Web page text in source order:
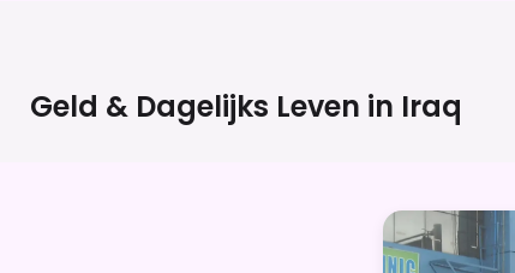
Geld & Dagelijks Leven in Iraq